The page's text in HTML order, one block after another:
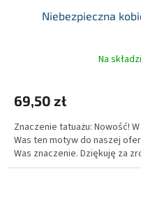
Niebezpieczna
Na
69,50 zł
Znaczenie tatuażu: Nowość!
Was ten motyw do naszej
Was znaczenie. Dziękuję za